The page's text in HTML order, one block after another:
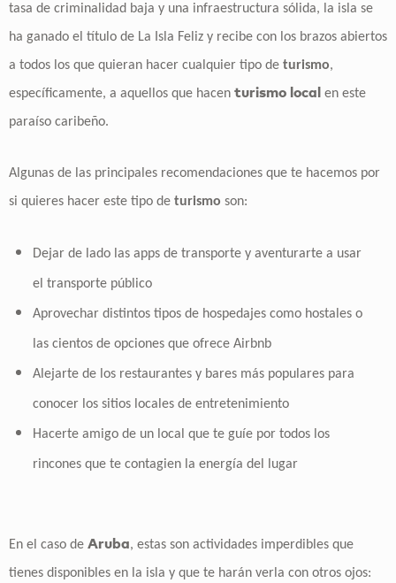
tasa de criminalidad baja y una infraestructura sólida, la isla se
ha ganado el título de La Isla Feliz y recibe con los brazos abiertos
a todos los que quieran hacer cualquier tipo de turismo,
específicamente, a aquellos que hacen turismo local en este
paraíso caribeño.
Algunas de las principales recomendaciones que te hacemos por
si quieres hacer este tipo de turismo son:
Dejar de lado las apps de transporte y aventurarte a usar
el transporte público
Aprovechar distintos tipos de hospedajes como hostales o
las cientos de opciones que ofrece Airbnb
Alejarte de los restaurantes y bares más populares para
conocer los sitios locales de entretenimiento
Hacerte amigo de un local que te guíe por todos los
rincones que te contagien la energía del lugar
En el caso de Aruba, estas son actividades imperdibles que
tienes disponibles en la isla y que te harán verla con otros ojos: